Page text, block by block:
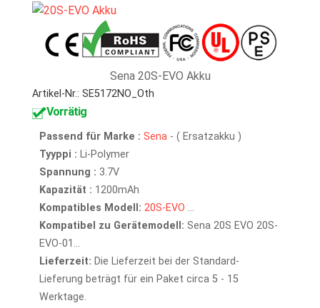
Sena 20S-EVO Akku
Artikel-Nr.: SE5172NO_Oth
Vorrätig
Passend für Marke : Sena - ( Ersatzakku )
Tyyppi : Li-Polymer
Spannung : 3.7V
Kapazität : 1200mAh
Kompatibles Modell: 20S-EVO ...
Kompatibel zu Gerätemodell: Sena 20S EVO 20S-
EVO-01...
Lieferzeit: Die Lieferzeit bei der Standard-
Lieferung beträgt für ein Paket circa 5 - 15
Werktage.